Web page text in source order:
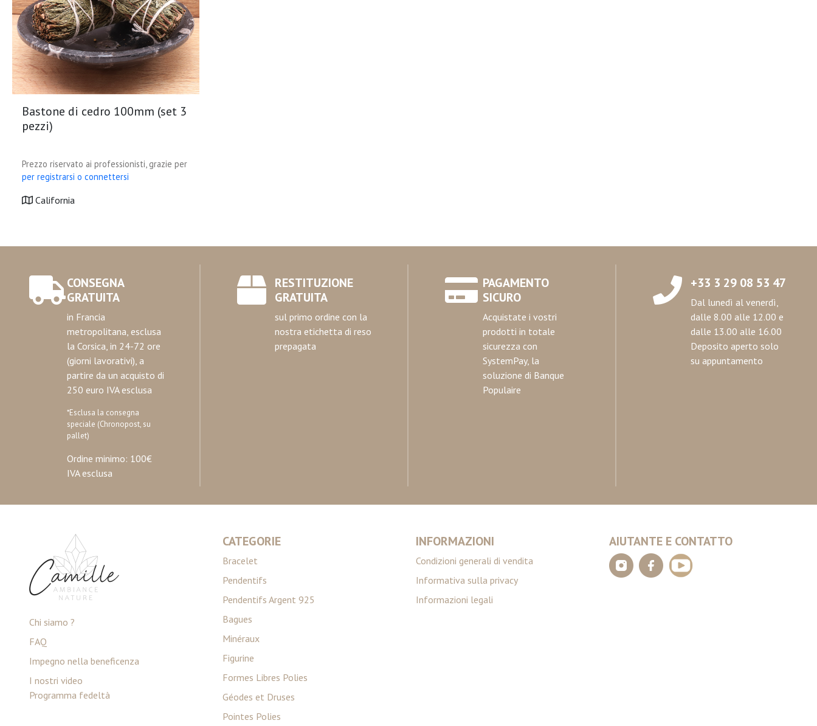
Bastone di cedro 100mm (set 3
pezzi)
Prezzo riservato ai professionisti, grazie per
per registrarsi o connettersi
California
CONSEGNA
GRATUITA
in Francia
metropolitana, esclusa
la Corsica, in 24-72 ore
(giorni lavorativi), a
partire da un acquisto di
250 euro IVA esclusa
*Esclusa la consegna
speciale (Chronopost, su
pallet)
Ordine minimo: 100€
IVA esclusa
RESTITUZIONE
GRATUITA
sul primo ordine con la
nostra etichetta di reso
prepagata
PAGAMENTO
SICURO
Acquistate i vostri
prodotti in totale
sicurezza con
SystemPay, la
soluzione di Banque
Populaire
+33 3 29 08 53 47
Dal lunedì al venerdì,
dalle 8.00 alle 12.00 e
dalle 13.00 alle 16.00
Deposito aperto solo
su appuntamento
Chi siamo ?
FAQ
Impegno nella beneficenza
I nostri video
Programma fedeltà
CATEGORIE
Bracelet
Pendentifs
Pendentifs Argent 925
Bagues
Minéraux
Figurine
Formes Libres Polies
Géodes et Druses
Pointes Polies
INFORMAZIONI
Condizioni generali di vendita
Informativa sulla privacy
Informazioni legali
AIUTANTE E CONTATTO